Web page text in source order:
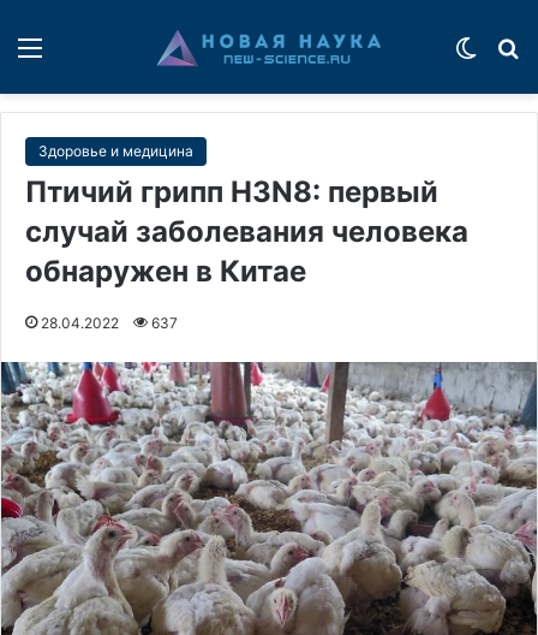
Здоровье и медицина
Птичий грипп H3N8: первый
случай заболевания человека
обнаружен в Китае
28.04.2022 637